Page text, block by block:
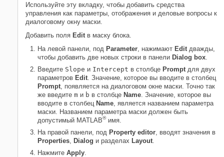
Используйте эту вкладку, чтобы добавить средства
управления как параметры, отображения и деловые вопросы к
диалоговому окну маски.
Добавить поля Edit в маску блока.
На левой панели, под Parameter , нажимают Edit дважды,
чтобы добавить две новых строки в панели Dialog box
Введите Slope и Intercept в столбце Prompt для двух
параметров Edit . Значение, которое вы вводите в столбец
Prompt , появляется на диалоговом окне маски. Точно так
же введите m и b в столбце Name . Значение, которое вы
вводите в столбец Name , является названием параметра
маски. Названием параметра маски должен быть
допустимый MATLAB®имя.
На правой панели, под Property editor , вводят значения в
Properties
Dialog и разделах Layout
Нажмите Apply